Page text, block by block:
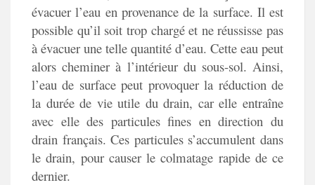
évacuer l’eau en provenance de la surface. Il est
possible qu’il soit trop chargé et ne réussisse pas
à évacuer une telle quantité d’eau. Cette eau peut
alors cheminer à l’intérieur du sous-sol. Ainsi,
l’eau de surface peut provoquer la réduction de
la durée de vie utile du drain, car elle entraîne
avec elle des particules fines en direction du
drain français. Ces particules s’accumulent dans
le drain, pour causer le colmatage rapide de ce
dernier.